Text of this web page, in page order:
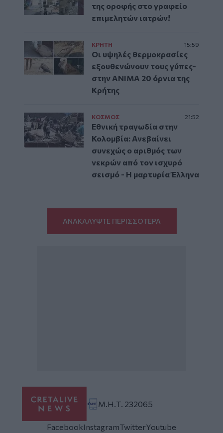
της οροφής στο γραφείο
επιμελητών ιατρών!
ΚΡΗΤΗ 15:59
Οι υψηλές θερμοκρασίες
εξουθενώνουν τους γύπες-
στην ΑΝΙΜΑ 20 όρνια της
Κρήτης
ΚΟΣΜΟΣ 21:52
Εθνική τραγωδία στην
Κολομβία: Ανεβαίνει
συνεχώς ο αριθμός των
νεκρών από τον ισχυρό
σεισμό - Η μαρτυρία Έλληνα
ΑΝΑΚΑΛΥΨΤΕ ΠΕΡΙΣΣΟΤΕΡΑ
Μ.Η.Τ. 232065
FacebookInstagramTwitterYoutube